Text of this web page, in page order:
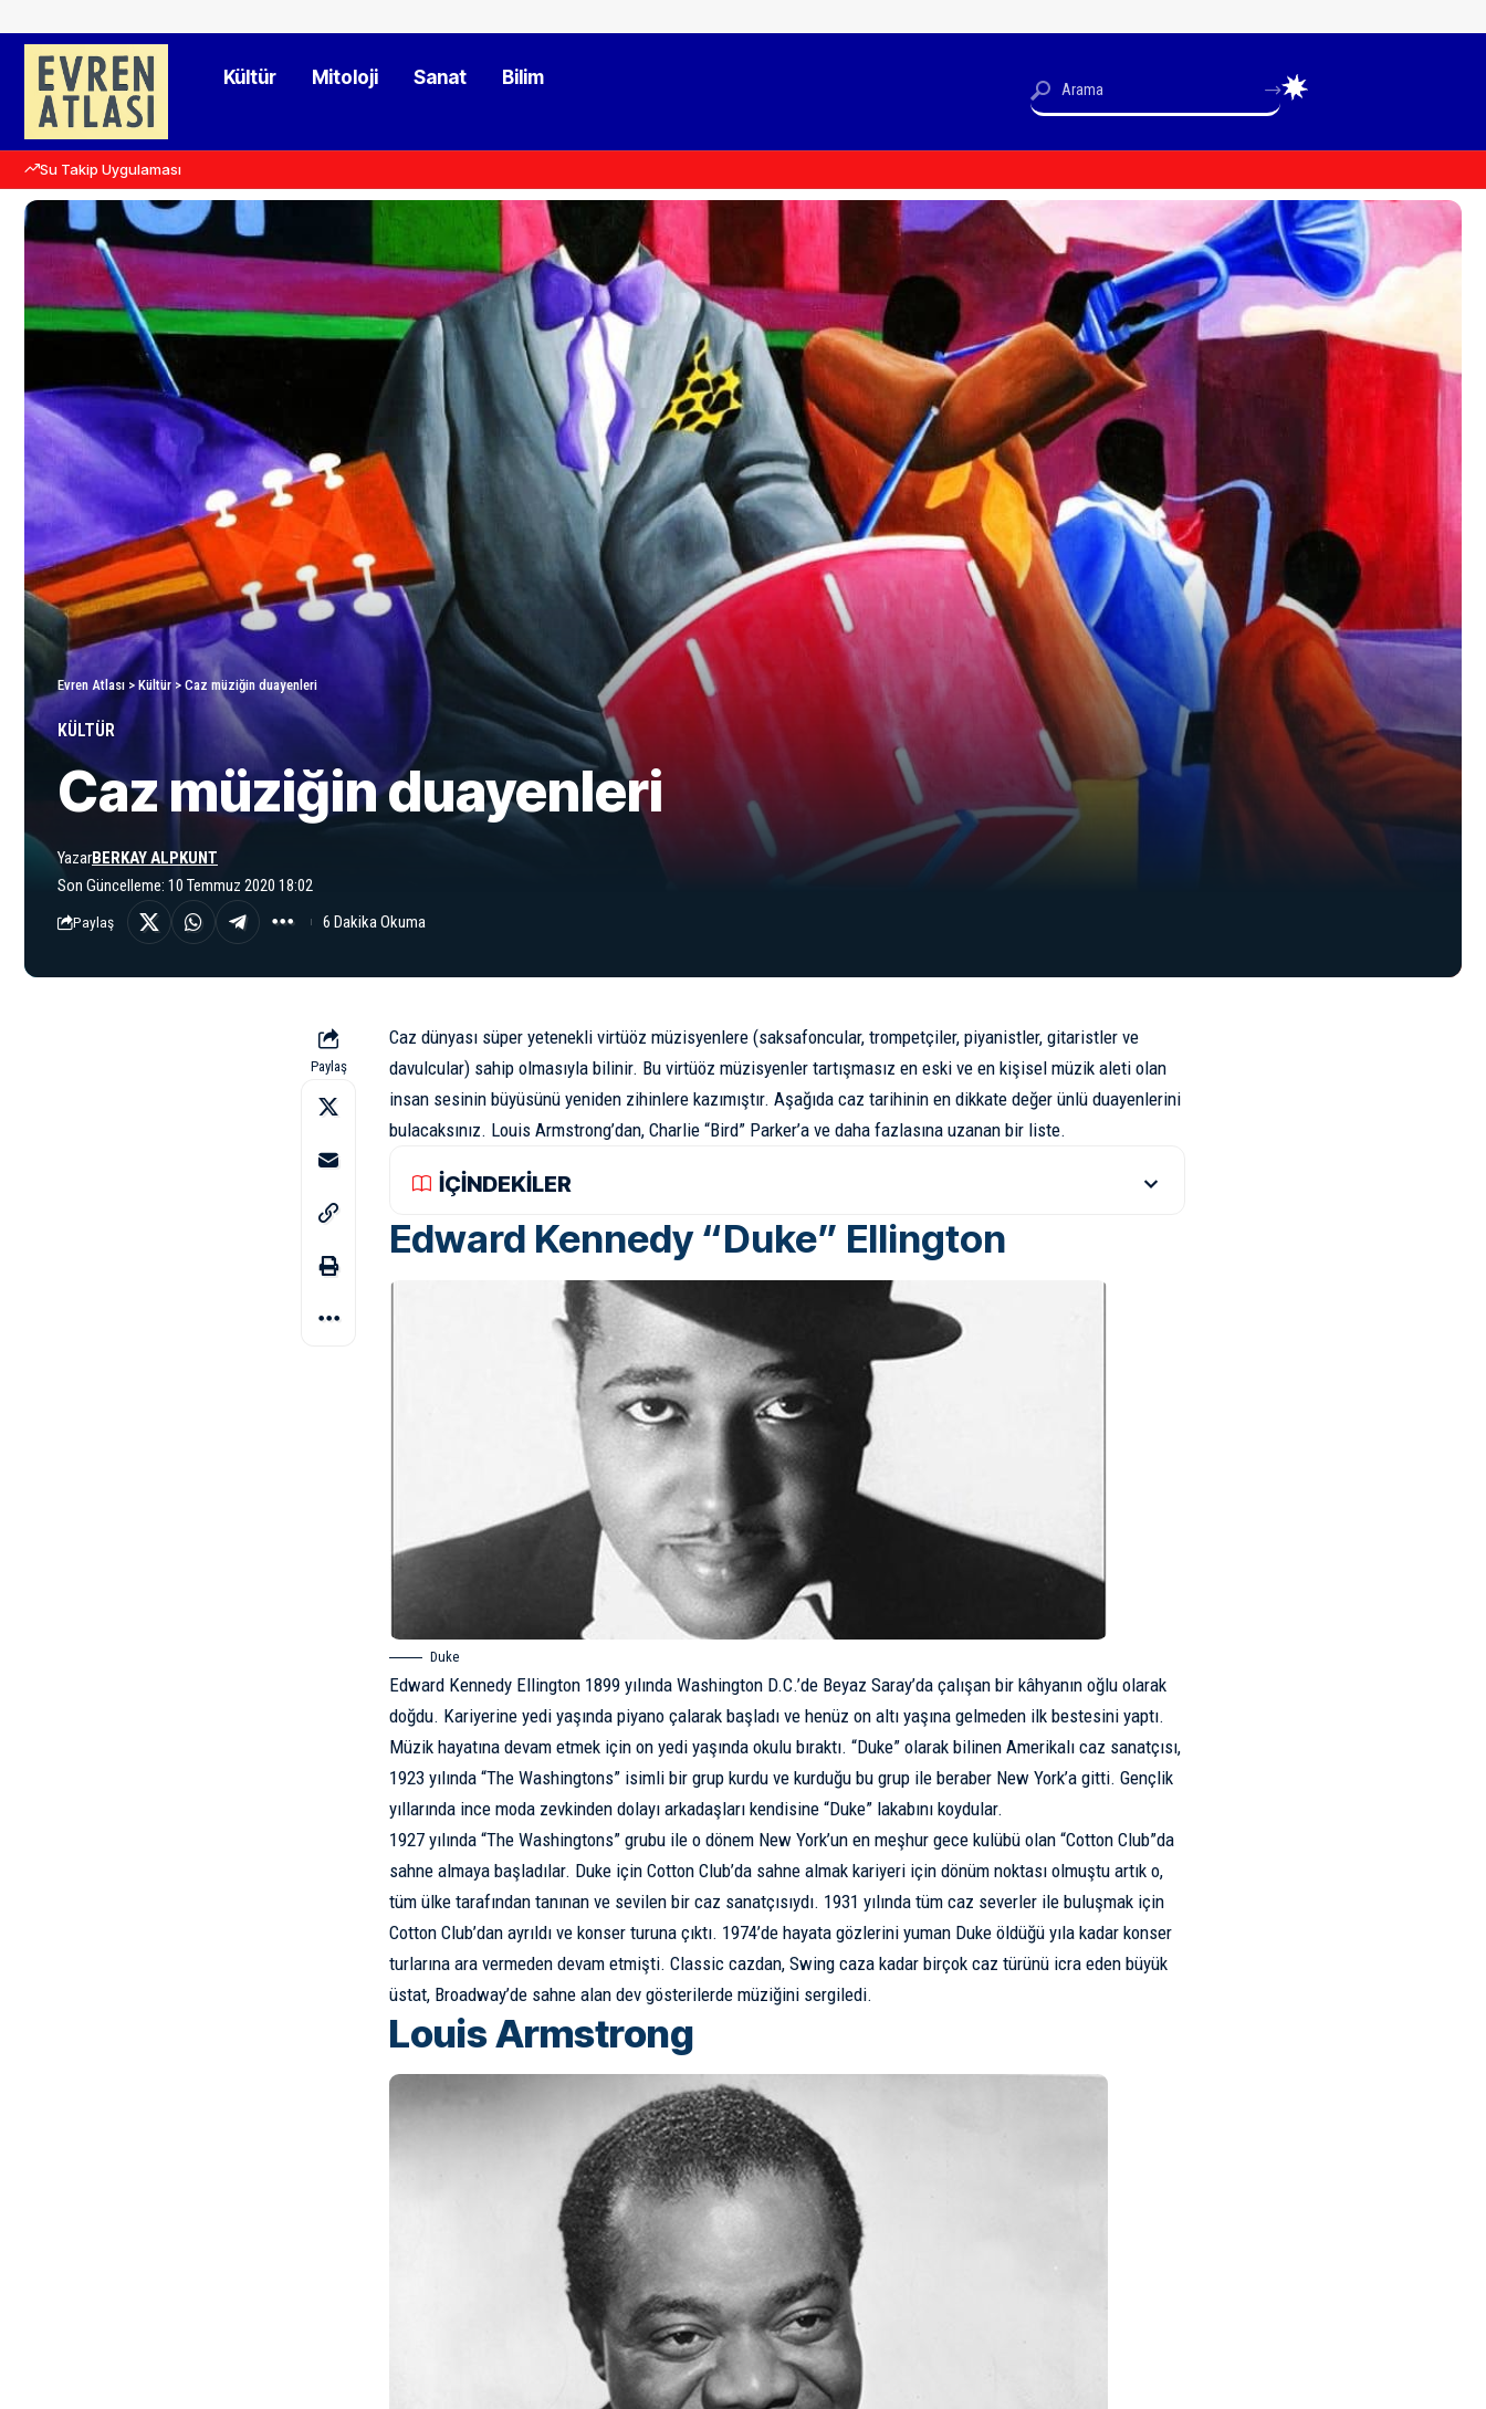
Kültür Mitoloji Sanat Bilim
Su Takip Uygulaması
Evren Atlası >Kültür > Caz müziğin duayenleri
KÜLTÜR
Caz müziğin duayenleri
Son Güncelleme: 10 Temmuz 2020 18:02
YazarBERKAY ALPKUNT
Paylaş 6 Dakika Okuma
Paylaş
Caz dünyası süper yetenekli virtüöz müzisyenlere (saksafoncular, trompetçiler, piyanistler, gitaristler ve
davulcular) sahip olmasıyla bilinir. Bu virtüöz müzisyenler tartışmasız en eski ve en kişisel müzik aleti olan
insan sesinin büyüsünü yeniden zihinlere kazımıştır. Aşağıda caz tarihinin en dikkate değer ünlü duayenlerini
bulacaksınız. Louis Armstrong’­dan, Charlie “Bird” Parker’­a ve daha fazlasına uzanan bir liste.
İÇİNDEKİLER
Edward Kennedy “Duke” Ellington
Duke
Edward Kennedy Ellington 1899 yılında Washington D.C.’­de Beyaz Saray’­da çalışan bir kâhyanın oğlu olarak
doğdu. Kariyerine yedi yaşında piyano çalarak başladı ve henüz on altı yaşına gelmeden ilk bestesini yaptı.
Müzik hayatına devam etmek için on yedi yaşında okulu bıraktı. “Duke” olarak bilinen Amerikalı caz sanatçısı,
1923 yılında “The Washingtons” isimli bir grup kurdu ve kurduğu bu grup ile beraber New York’­a gitti. Gençlik
yıllarında ince moda zevkinden dolayı arkadaşları kendisine “Duke” lakabını koydular.
1927 yılında “The Washingtons” grubu ile o dönem New York’­un en meşhur gece kulübü olan “Cotton Club”da
sahne almaya başladılar. Duke için Cotton Club’­da sahne almak kariyeri için dönüm noktası olmuştu artık o,
tüm ülke tarafından tanınan ve sevilen bir caz sanatçısıydı. 1931 yılında tüm caz severler ile buluşmak için
Cotton Club’­dan ayrıldı ve konser turuna çıktı. 1974’­de hayata gözlerini yuman Duke öldüğü yıla kadar konser
turlarına ara vermeden devam etmişti. Classic cazdan, Swing caz­a kadar birçok caz türünü icra eden büyük
üstat, Broadway’­de sahne alan dev gösterilerde müziğini sergiledi.
Louis Armstrong